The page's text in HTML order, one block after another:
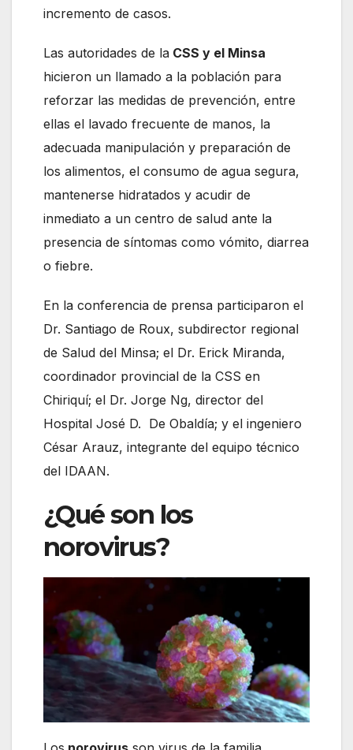
incremento de casos.
Las autoridades de la CSS y el Minsa
hicieron un llamado a la población para
reforzar las medidas de prevención, entre
ellas el lavado frecuente de manos, la
adecuada manipulación y preparación de
los alimentos, el consumo de agua segura,
mantenerse hidratados y acudir de
inmediato a un centro de salud ante la
presencia de síntomas como vómito, diarrea
o fiebre.
En la conferencia de prensa participaron el
Dr. Santiago de Roux, subdirector regional
de Salud del Minsa; el Dr. Erick Miranda,
coordinador provincial de la CSS en
Chiriquí; el Dr. Jorge Ng, director del
Hospital José D. De Obaldía; y el ingeniero
César Arauz, integrante del equipo técnico
del IDAAN.
¿Qué son los
norovirus?